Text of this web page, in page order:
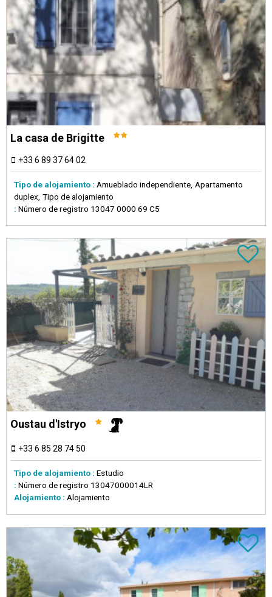
La casa de Brigitte
+33 6 89 37 64 02
Tipo de alojamiento : Amueblado independiente Apartamento
duplex Tipo de alojamiento
: Número de registro 13047 0000 69 C5
Oustau d'Istryo
+33 6 85 28 74 50
Tipo de alojamiento : Estudio
: Número de registro 13047000014LR
Alojamiento : Alojamiento